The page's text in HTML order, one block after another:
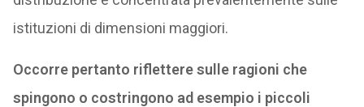
istituzioni di dimensioni maggiori.
Occorre pertanto riflettere sulle ragioni che
spingono o costringono ad esempio i piccoli